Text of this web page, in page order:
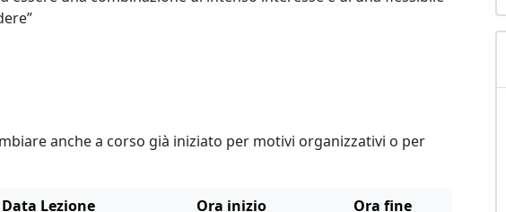
anche a corso già iniziato per motivi organizzativi o per
Data Lezione Ora inizio
Ora fine